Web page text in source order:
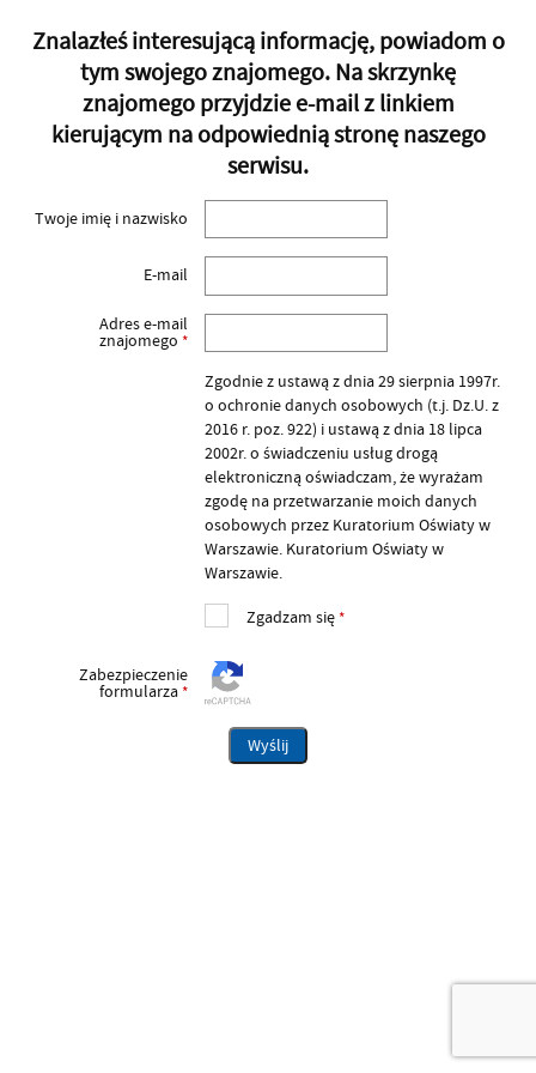
Znalazłeś interesującą informację, powiadom o
tym swojego znajomego. Na skrzynkę
znajomego przyjdzie e-mail z linkiem
kierującym na odpowiednią stronę naszego
serwisu.
Twoje imię i nazwisko
E-mail
Adres e-mail
znajomego *
Zgodnie z ustawą z dnia 29 sierpnia 1997r.
o ochronie danych osobowych (t.j. Dz.U. z
2016 r. poz. 922) i ustawą z dnia 18 lipca
2002r. o świadczeniu usług drogą
elektroniczną oświadczam, że wyrażam
zgodę na przetwarzanie moich danych
osobowych przez Kuratorium Oświaty w
Warszawie. Kuratorium Oświaty w
Warszawie.
Zgadzam się*
Zabezpieczenie
formularza*